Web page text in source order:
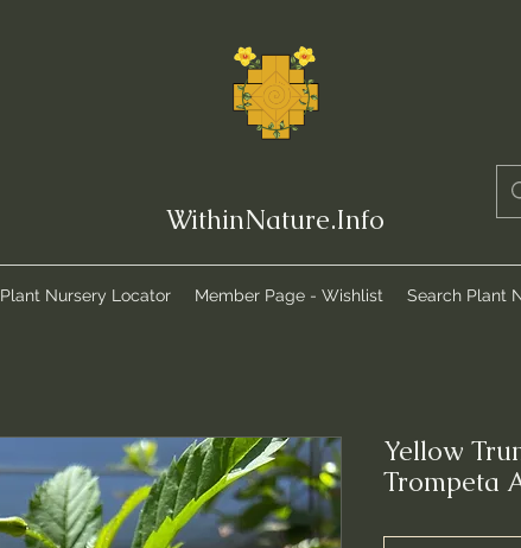
WithinNature.Info
Plant Nursery Locator Member Page - Wishlist Search Plant
Yellow
Trompeta